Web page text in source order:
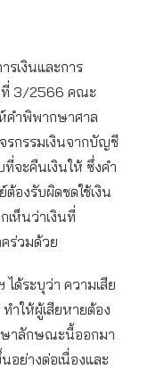
เงินและการ
ที่ 3/2566 คณะ
คำพิพากษาศาล
รกรรมเงินจากบัญชี
จะคืนเงินให้ ซึ่งคำ
องรับผิดชดใช้เงิน
เห็นว่าเงินที่
ร่วมด้วย
ด้ระบุว่า ความเสีย
ำให้ผู้เสียหายต้อง
ษาลักษณะนี้ออกมา
อย่างต่อเนื่องและ